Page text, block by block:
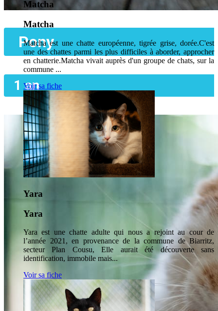
Pony
1 an
Matcha
Matcha
Matcha est une chatte européenne, tigrée grise, dorée.C'est
une des chattes parmi les plus difficiles à aborder, approcher
en chatterie.Matcha vivait auprès d'un groupe de chats, sur la
commune ...
Voir sa fiche
Yara
Yara
Yara est une chatte adulte qui nous a rejoint au cour de
l’année 2021, en provenance de la commune de Biarritz,
secteur Plan Cousu, Elle aurait été découverte sans
identification, immobile mais...
Voir sa fiche